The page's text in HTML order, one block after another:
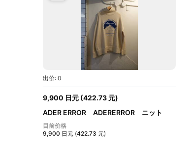
出价: 0
9,900 日元 (422.73 元)
ADER ERROR ADERERROR ニット
サイズ3
目前价格
9,900 日元 (422.73 元)